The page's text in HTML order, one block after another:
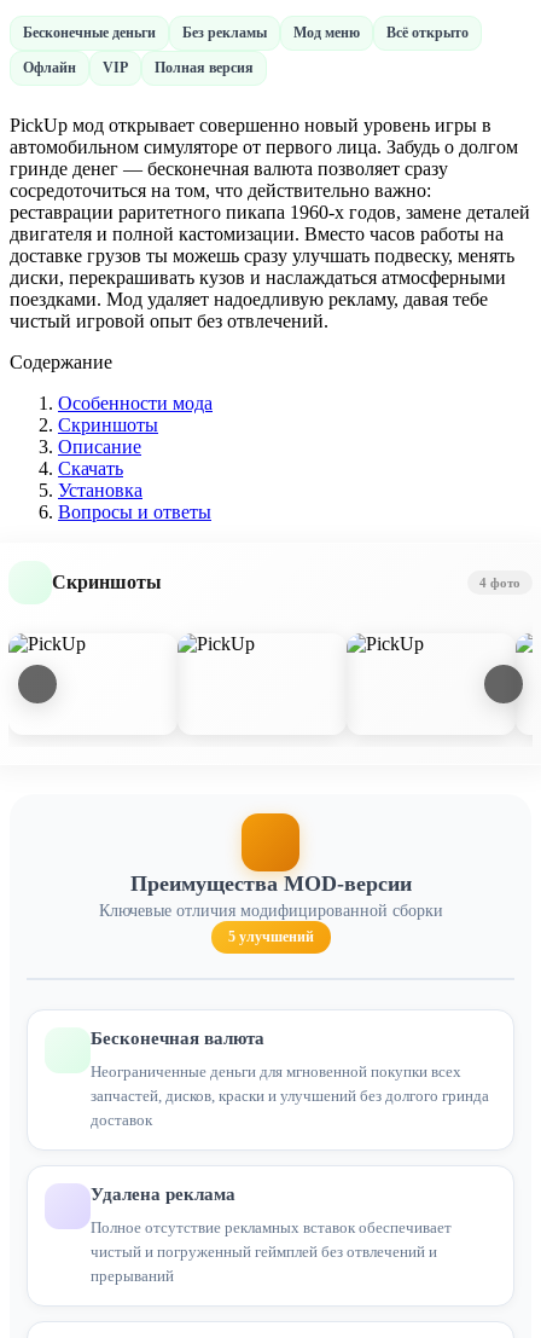
Бесконечные деньги Без рекламы Мод меню Всё открыто
Офлайн VIP Полная версия
PickUp мод открывает совершенно новый уровень игры в
автомобильном симуляторе от первого лица. Забудь о долгом
гринде денег — бесконечная валюта позволяет сразу
сосредоточиться на том, что действительно важно:
реставрации раритетного пикапа 1960-х годов, замене деталей
двигателя и полной кастомизации. Вместо часов работы на
доставке грузов ты можешь сразу улучшать подвеску, менять
диски, перекрашивать кузов и наслаждаться атмосферными
поездками. Мод удаляет надоедливую рекламу, давая тебе
чистый игровой опыт без отвлечений.
Содержание
Особенности мода
Скриншоты
Описание
Скачать
Установка
Вопросы и ответы
Скриншоты 4 фото
Преимущества MOD-версии
Ключевые отличия модифицированной сборки
5 улучшений
Бесконечная валюта
Неограниченные деньги для мгновенной покупки всех
запчастей, дисков, краски и улучшений без долгого гринда
доставок
Удалена реклама
Полное отсутствие рекламных вставок обеспечивает
чистый и погруженный геймплей без отвлечений и
прерываний